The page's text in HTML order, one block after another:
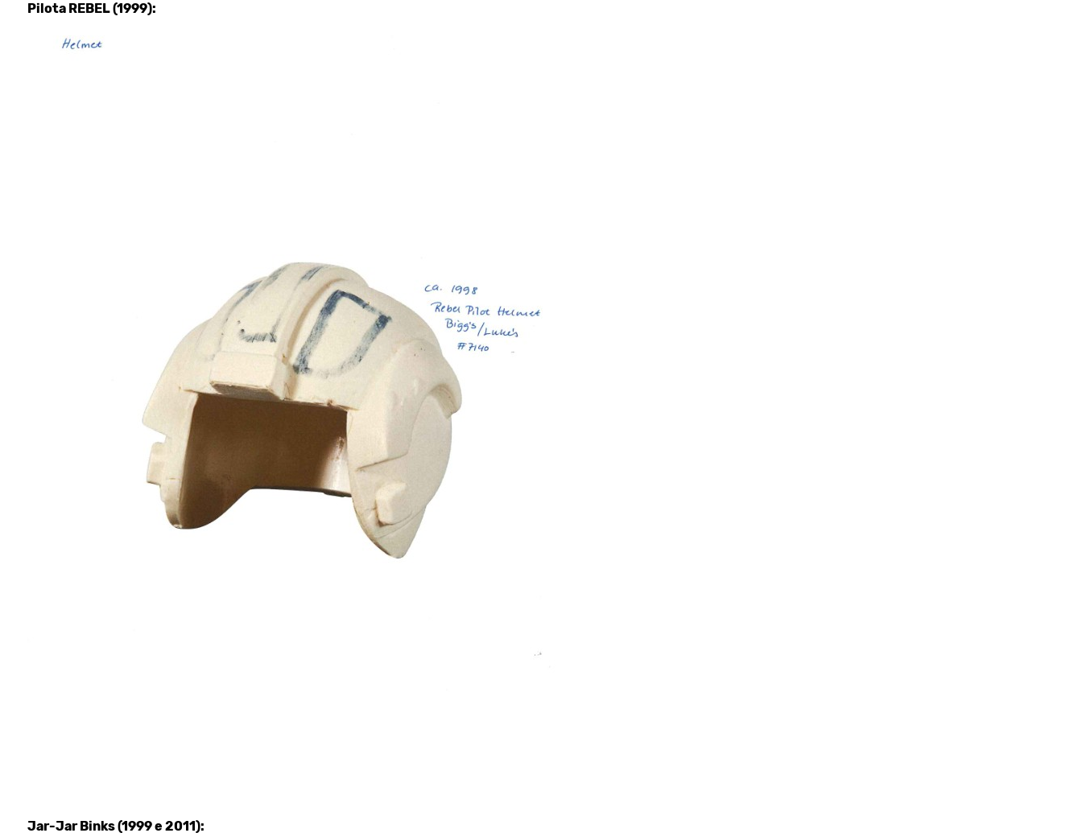
Pilota REBEL (1999):
Jar-Jar Binks (1999 e 2011):